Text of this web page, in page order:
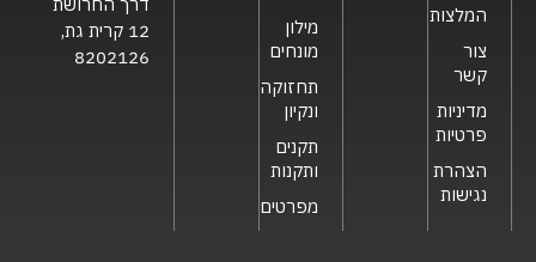
המלצות
צור
קשר
מדיניות
פרטיות
הצהרת
נגישות
מילון
מונחים
תחזוקה
ונקיון
תקנים
ותקנות
מפרטים
דרך החרושת
12 קרית גת,
8202126